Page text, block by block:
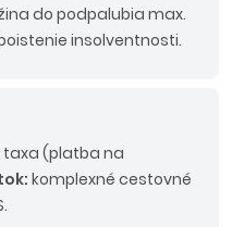
do podpalubia max.
insolventnosti.
(platba na
komplexné cestovné